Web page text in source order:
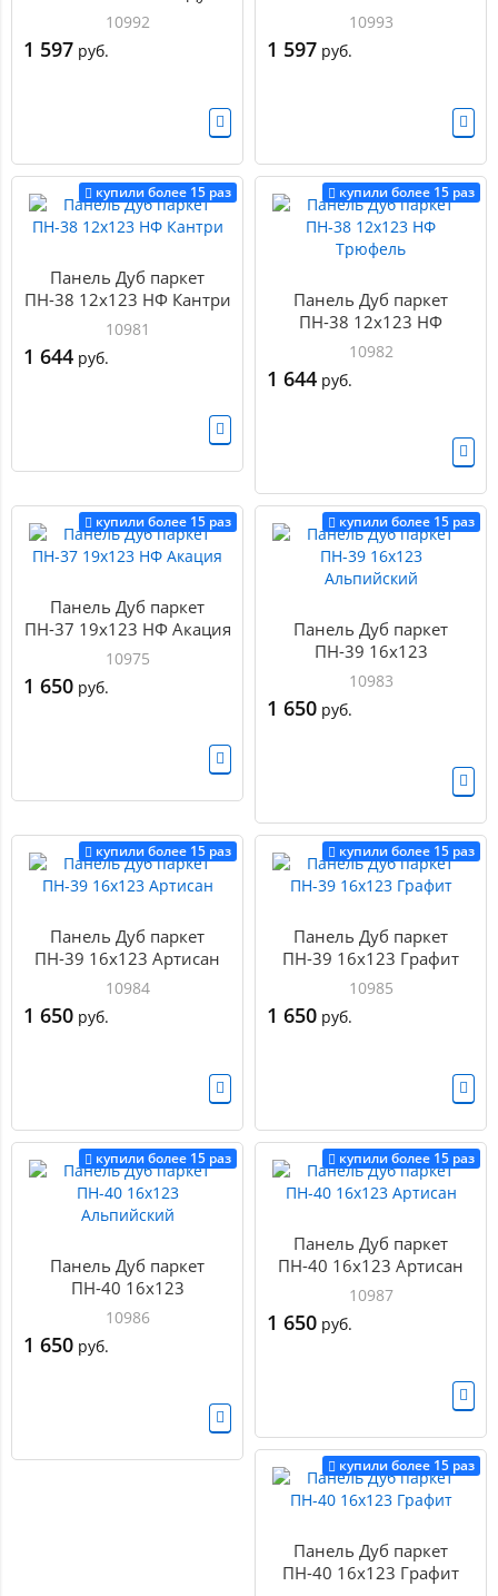
10992
1 597 руб.
10993
1 597 руб.
купили более 15 раз
Панель Дуб паркет
ПН-38 12х123 НФ Кантри
10981
1 644 руб.
купили более 15 раз
Панель Дуб паркет
ПН-38 12х123 НФ
Трюфель
10982
1 644 руб.
купили более 15 раз
Панель Дуб паркет
ПН-37 19х123 НФ Акация
10975
1 650 руб.
купили более 15 раз
Панель Дуб паркет
ПН-39 16х123
Альпийский
10983
1 650 руб.
купили более 15 раз
Панель Дуб паркет
ПН-39 16х123 Артисан
10984
1 650 руб.
купили более 15 раз
Панель Дуб паркет
ПН-39 16х123 Графит
10985
1 650 руб.
купили более 15 раз
Панель Дуб паркет
ПН-40 16х123
Альпийский
10986
1 650 руб.
купили более 15 раз
Панель Дуб паркет
ПН-40 16х123 Артисан
10987
1 650 руб.
купили более 15 раз
Панель Дуб паркет
ПН-40 16х123 Графит